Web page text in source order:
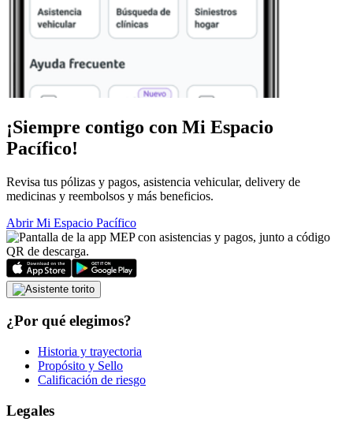
¡Siempre contigo con Mi Espacio
Pacífico!
Revisa tus pólizas y pagos, asistencia vehicular, delivery de
medicinas y reembolsos y más beneficios.
Abrir Mi Espacio Pacífico
¿Por qué elegimos?
Historia y trayectoria
Propósito y Sello
Calificación de riesgo
Legales